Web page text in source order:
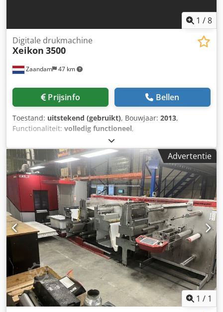
1 /8
Zaandam 47 km
Digitale drukmachine
Xeikon 3500
Prijsinfo Bellen
Toestand: uitstekend (gebruikt), Bouwjaar: 2013,
Functionaliteit: volledig functioneel,
259747
roll digital printing machine for labels etc., Xeikon X800
Front end mypress : incl. barcode and trapping software,
Hunkeler unwinder, Airshaft, Untrasonic webguide sensor,
GEW UV dryer, 3 slitting knives, GM rewinder, Corona Plus
Dodpfx Asy Rywwscteck
Advertentie
1 / 1